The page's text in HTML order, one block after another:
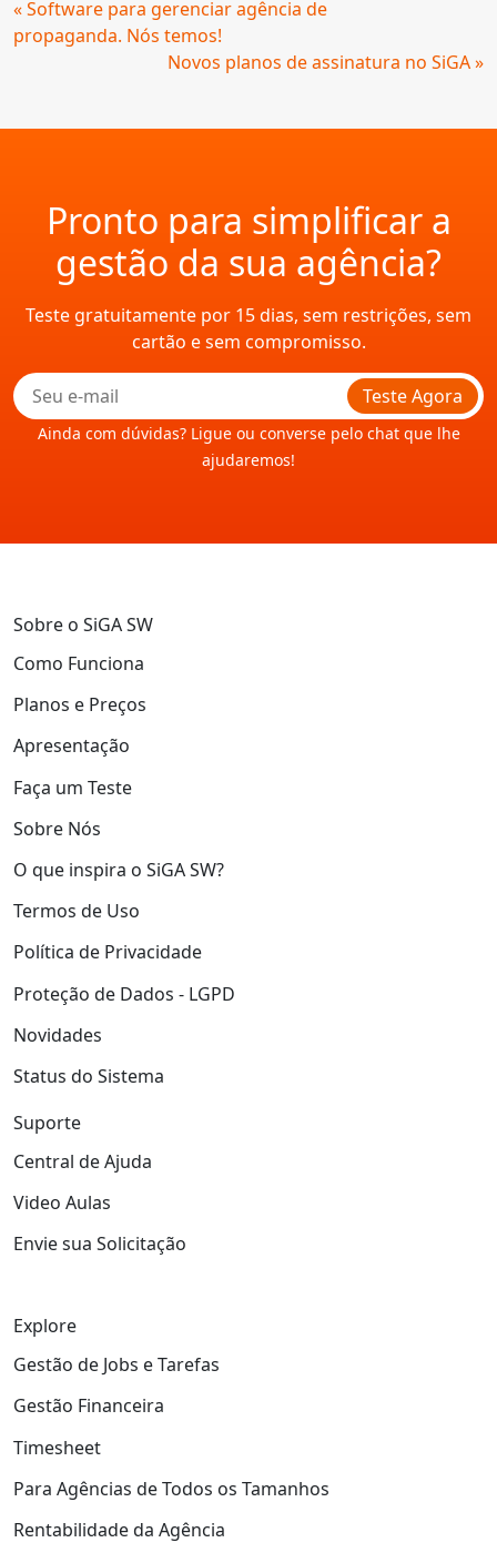
« Software para gerenciar agência de
propaganda. Nós temos!
Novos planos de assinatura no SiGA »
Pronto para simplificar a
gestão da sua agência?
Teste gratuitamente por 15 dias, sem restrições, sem
cartão e sem compromisso.
Teste Agora
Ainda com dúvidas? Ligue ou converse pelo chat que lhe
ajudaremos!
Sobre o SiGA SW
Como Funciona
Planos e Preços
Apresentação
Faça um Teste
Sobre Nós
O que inspira o SiGA SW?
Termos de Uso
Política de Privacidade
Proteção de Dados - LGPD
Novidades
Status do Sistema
Suporte
Central de Ajuda
Video Aulas
Envie sua Solicitação
Explore
Gestão de Jobs e Tarefas
Gestão Financeira
Timesheet
Para Agências de Todos os Tamanhos
Rentabilidade da Agência